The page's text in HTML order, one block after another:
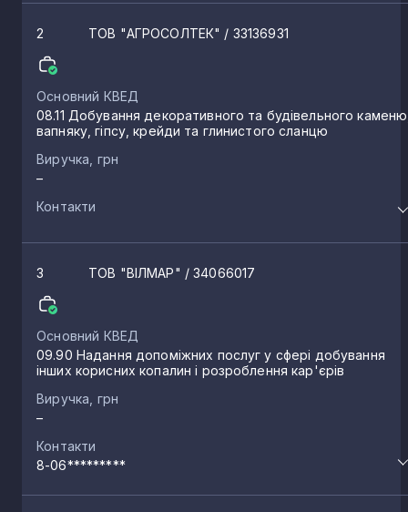
2 ТОВ "АГРОСОЛТЕК" / 33136931
Основний КВЕД
08.11 Добування декоративного та будівельного
вапняку, гіпсу, крейди та глинистого сланцю
Виручка, грн
–
Контакти
3 ТОВ "ВІЛМАР" / 34066017
Основний КВЕД
09.90 Надання допоміжних послуг у сфері добування
інших корисних копалин і розроблення кар'єрів
Виручка, грн
–
Контакти
8-06*********